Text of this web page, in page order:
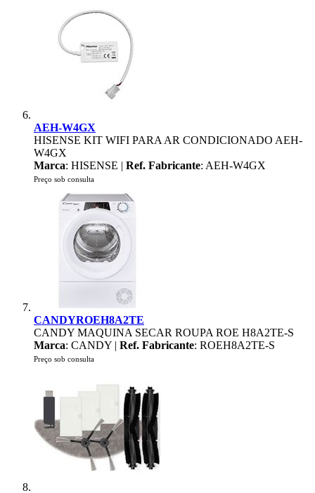
AEH-W4GX
HISENSE KIT WIFI PARA AR CONDICIONADO AEH-
W4GX
Marca: HISENSE | Ref. Fabricante: AEH-W4GX
Preço sob consulta
CANDYROEH8A2TE
CANDY MAQUINA SECAR ROUPA ROE H8A2TE-S
Marca: CANDY | Ref. Fabricante: ROEH8A2TE-S
Preço sob consulta